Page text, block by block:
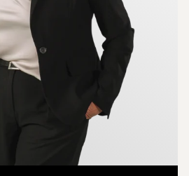
denna lägenhet det
Bara 4 minuters promenad till
från Málagas flygplats ?
och semester.
hjärta med
shopping och allt du
liv.